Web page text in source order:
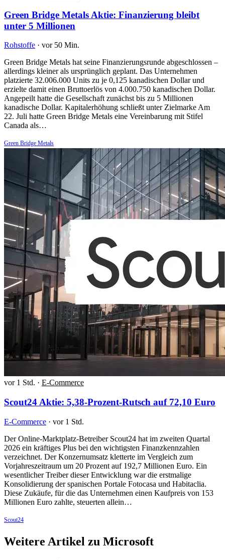
Green Bridge Metals Aktie: Finanzierung bleibt
unter 5 Millionen
Rohstoffe · vor 50 Min.
Green Bridge Metals hat seine Finanzierungsrunde abgeschlossen –
allerdings kleiner als ursprünglich geplant. Das Unternehmen
platzierte 32.006.000 Units zu je 0,125 kanadischen Dollar und
erzielte damit einen Bruttoerlös von 4.000.750 kanadischen Dollar.
Angepeilt hatte die Gesellschaft zunächst bis zu 5 Millionen
kanadische Dollar. Kapitalerhöhung schließt unter Zielmarke Am
22. Juli hatte Green Bridge Metals eine Vereinbarung mit Stifel
Canada als…
Green Bridge Metals
vor 1 Std. · E-Commerce
Scout24 Aktie: 5,38-Prozent-Rutsch auf 72,10 Euro
E-Commerce · vor 1 Std.
Der Online-Marktplatz-Betreiber Scout24 hat im zweiten Quartal
2026 ein kräftiges Plus bei den wichtigsten Finanzkennzahlen
verzeichnet. Der Konzernumsatz kletterte im Vergleich zum
Vorjahreszeitraum um 20 Prozent auf 192,7 Millionen Euro. Ein
wesentlicher Treiber dieser Entwicklung war die erstmalige
Konsolidierung der spanischen Portale Fotocasa und Habitaclia.
Diese Zukäufe, für die das Unternehmen einen Kaufpreis von 153
Millionen Euro zahlte, steuerten allein…
Scout24
Weitere Artikel zu Microsoft